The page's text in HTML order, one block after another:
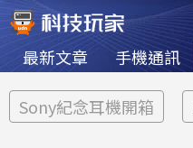
最新文章 手機通訊
Sony紀念耳機開箱